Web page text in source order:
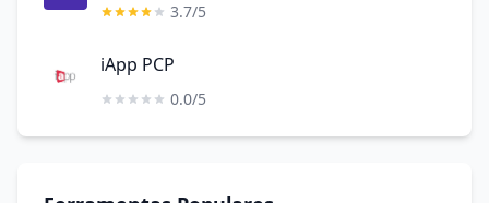
3.7/5
iApp PCP
0.0/5